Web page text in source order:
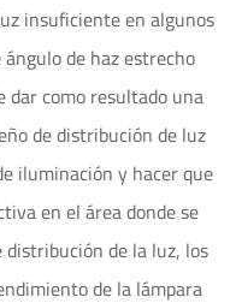
insuficiente en algunos
de haz estrecho
dar como resultado una
de distribución de luz
iluminación y hacer que
en el área donde se
de la luz, los
de la lámpara